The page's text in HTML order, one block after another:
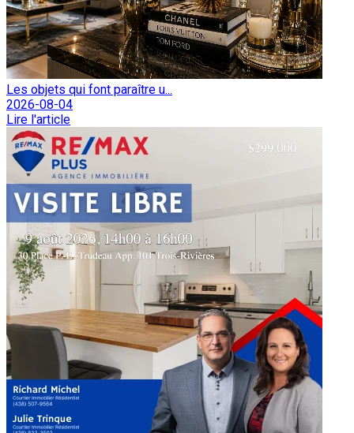
Les objets qui font paraître u...
2026-08-04
Lire l'article